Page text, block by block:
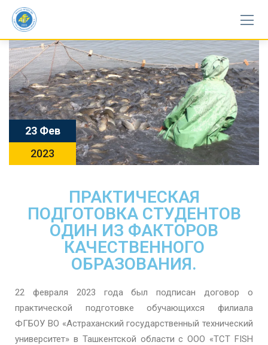
23 Фев
2023
ПРАКТИЧЕСКАЯ
ПОДГОТОВКА СТУДЕНТОВ
ОДИН ИЗ ФАКТОРОВ
КАЧЕСТВЕННОГО
ОБРАЗОВАНИЯ.
22 февраля 2023 года был подписан договор о
практической подготовке обучающихся филиала
ФГБОУ ВО «Астраханский государственный технический
университет» в Ташкентской области с ООО «TCT FISH